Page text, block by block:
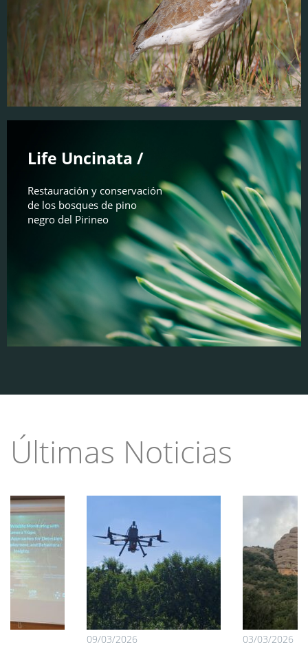
Life Uncinata /
Restauración y conservación
de los bosques de pino
negro del Pirineo
Últimas Noticias
09/03/2026 03/03/2026